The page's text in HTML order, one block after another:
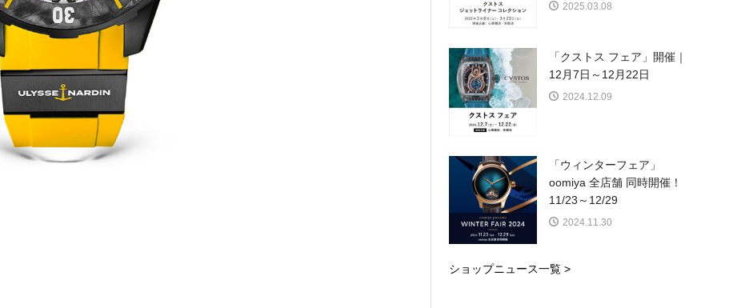
2025.03.08
「クストス フェア」開催｜
12月7日～12月22日
2024.12.09
「ウィンターフェア」
oomiya 全店舗 同時開催！
11/23～12/29
2024.11.30
ショップニュース一覧 >